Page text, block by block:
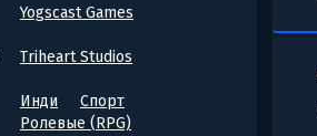
Yogscast Games
Triheart Studios
Инди
Спорт
Ролевые (RPG)